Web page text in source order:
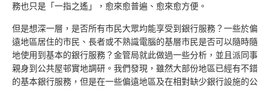
務也只是「一指之遙」，愈來愈普遍、愈來愈方便。
但是想深一層，是否所有市民大眾均能享受到銀行服務？一些於偏
遠地區居住的市民、長者或不熟識電腦的基層市民是否可以隨時隨
地使用到基本的銀行服務？金管局就此做過一些分析，並且派同事
親身到公共屋邨實地調研。我們發現，雖然大部份地區已經有不錯
的基本銀行服務，但是在一些偏遠地區及在相對缺少銀行設施的公